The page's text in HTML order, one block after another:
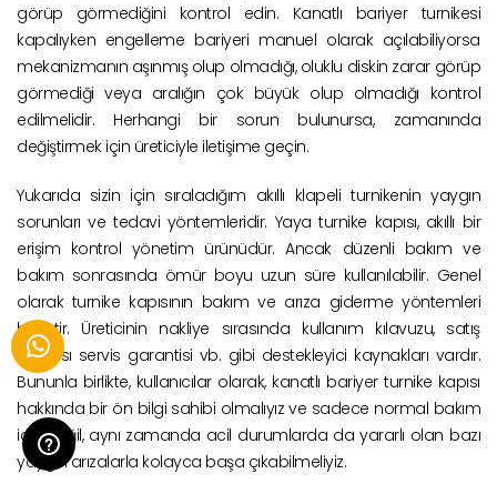
görüp görmediğini kontrol edin. Kanatlı bariyer turnikesi
kapalıyken engelleme bariyeri manuel olarak açılabiliyorsa
mekanizmanın aşınmış olup olmadığı, oluklu diskin zarar görüp
görmediği veya aralığın çok büyük olup olmadığı kontrol
edilmelidir. Herhangi bir sorun bulunursa, zamanında
değiştirmek için üreticiyle iletişime geçin.
Yukarıda sizin için sıraladığım akıllı klapeli turnikenin yaygın
sorunları ve tedavi yöntemleridir. Yaya turnike kapısı, akıllı bir
erişim kontrol yönetim ürünüdür. Ancak düzenli bakım ve
bakım sonrasında ömür boyu uzun süre kullanılabilir. Genel
olarak turnike kapısının bakım ve arıza giderme yöntemleri
basittir. Üreticinin nakliye sırasında kullanım kılavuzu, satış
sonrası servis garantisi vb. gibi destekleyici kaynakları vardır.
Bununla birlikte, kullanıcılar olarak, kanatlı bariyer turnike kapısı
hakkında bir ön bilgi sahibi olmalıyız ve sadece normal bakım
için değil, aynı zamanda acil durumlarda da yararlı olan bazı
yaygın arızalarla kolayca başa çıkabilmeliyiz.